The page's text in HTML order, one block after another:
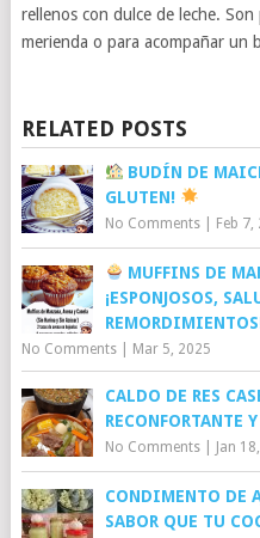
rellenos con dulce de leche.
merienda o para acompañar un
RELATED POSTS
BUDÍN DE
GLUTEN!
No Comments| Feb 7,
MUFFINS DE
¡ESPONJOSOS,
No Comments| Mar 5, 2025
CALDO DE RES
RECONFORTANTE
No Comments| Jan
CONDIMENTO DE
SABOR QUE TU